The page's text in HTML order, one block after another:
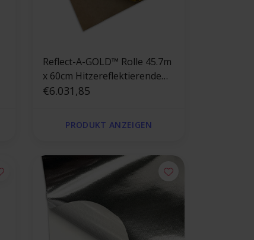
Reflect-A-GOLD™ Rolle 45.7m
x 60cm Hitzereflektierende
Folie gold
€6.031,85
PRODUKT ANZEIGEN